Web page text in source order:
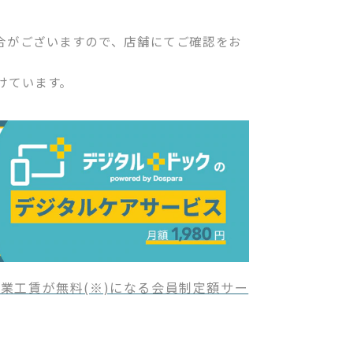
ございますので、店舗にてご確認をお
います。
工賃が無料(※)になる会員制定額サー